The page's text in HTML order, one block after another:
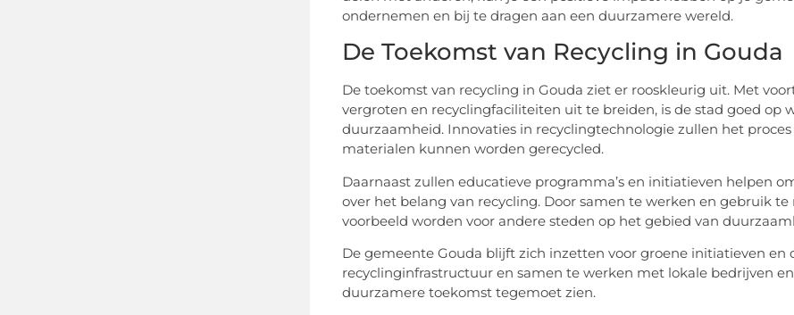
ondernemen en bij te dragen aan een duurzamere wereld.
De Toekomst van Recycling in Gouda
De toekomst van recycling in Gouda ziet er rooskleurig uit. Met
vergroten en recyclingfaciliteiten uit te breiden, is de stad goed op
duurzaamheid. Innovaties in recyclingtechnologie zullen het
materialen kunnen worden gerecycled.
Daarnaast zullen educatieve programma’s en initiatieven helpen
over het belang van recycling. Door samen te werken en gebruik
voorbeeld worden voor andere steden op het gebied van
De gemeente Gouda blijft zich inzetten voor groene initiatieven
recyclinginfrastructuur en samen te werken met lokale bedrijven
duurzamere toekomst tegemoet zien.